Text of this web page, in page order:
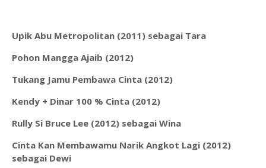
Upik Abu Metropolitan (2011) sebagai Tara
Pohon Mangga Ajaib (2012)
Tukang Jamu Pembawa Cinta (2012)
Kendy + Dinar 100 % Cinta (2012)
Rully Si Bruce Lee (2012) sebagai Wina
Cinta Kan Membawamu Narik Angkot Lagi (2012)
sebagai Dewi